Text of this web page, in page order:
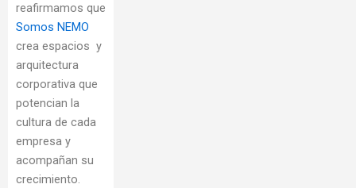
reafirmamos que
Somos NEMO
crea espacios y
arquitectura
corporativa que
potencian la
cultura de cada
empresa y
acompañan su
crecimiento.